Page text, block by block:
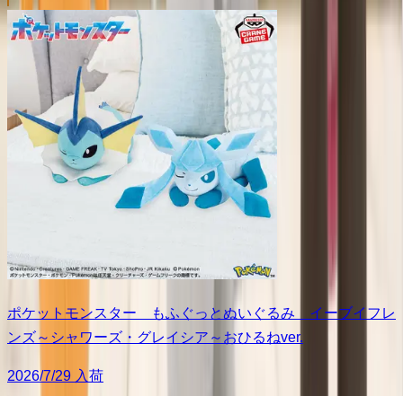
ポケットモンスター もふぐっとぬいぐるみ イーブイフレ
ンズ～シャワーズ・グレイシア～おひるねver.
2026/7/29 入荷